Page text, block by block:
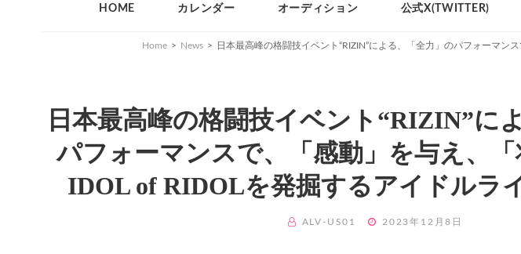
HOME カレンダー オーディション 公式X(TWITTER)
Home > News > 日本最高峰の格闘技イベント“RIZIN”による、「全力」のパフォーマン
日本最高峰の格闘技イベント“RIZIN”に
パフォーマンスで、「感動」を与え、
IDOL of RIDOLを発掘するアイドルラ
BY ALV-US01
POSTED
2023年12月8日